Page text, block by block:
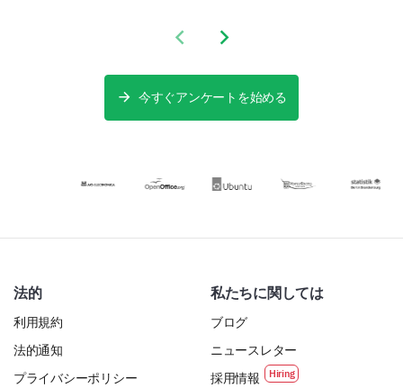
Please provide any additional comments
regarding your experience with our brand.
れたテンプレー
Previous slide
Next slide
今すぐアンケートを始める
法的
利用規約
法的通知
プライバシーポリシー
私たちに関しては
ブログ
ニュースレター
採用情報